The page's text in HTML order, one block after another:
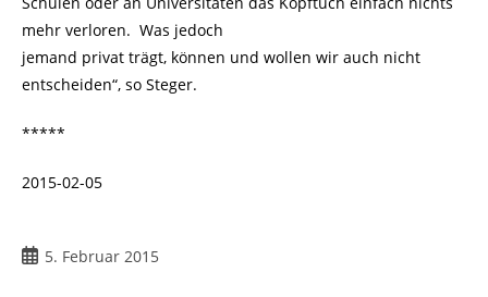
mehr verloren. Was jedoch
jemand privat trägt, können und wollen wir auch nicht
entscheiden“, so Steger.
*****
2015-02-05
Beitrag5. Februar 2015